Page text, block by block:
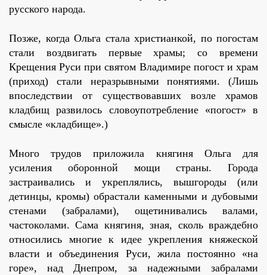
русского народа.
Позже, когда Ольга стала христианкой, по погостам
стали воздвигать первые храмы; со времени
Крещения Руси при святом Владимире погост и храм
(приход) стали неразрывными понятиями. (Лишь
впоследствии от существовавших возле храмов
кладбищ развилось словоупотребление «погост» в
смысле «кладбище».)
Много трудов приложила княгиня Ольга для
усиления оборонной мощи страны. Города
застраивались и укреплялись, вышгороды (или
детинцы, кромы) обрастали каменными и дубовыми
стенами (забралами), ощетинивались валами,
частоколами. Сама княгиня, зная, сколь враждебно
относились многие к идее укрепления княжеской
власти и объединения Руси, жила постоянно «на
горе», над Днепром, за надежными забралами